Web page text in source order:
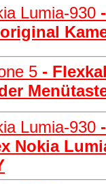
Lumia-930
5 -
Lumia-930
Nokia